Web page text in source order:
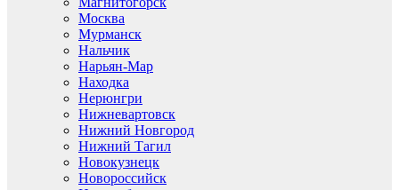
Москва
Мурманск
Нальчик
Нарьян-Мар
Находка
Нерюнгри
Нижневартовск
Нижний Новгород
Нижний Тагил
Новокузнецк
Новороссийск